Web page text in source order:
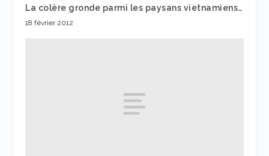
La colère gronde parmi les paysans vietnamiens…
18 février 2012